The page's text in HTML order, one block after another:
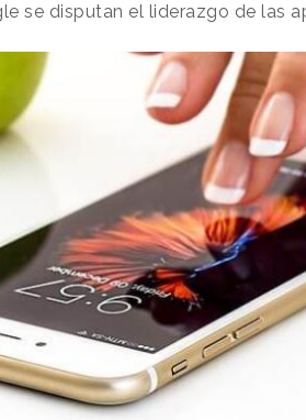
se disputan el liderazgo de las